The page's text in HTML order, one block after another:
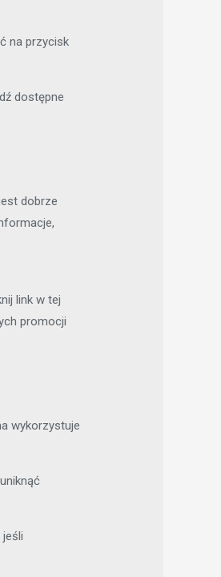
na przycisk
dostępne
dobrze
link w tej
promocji
wykorzystuje